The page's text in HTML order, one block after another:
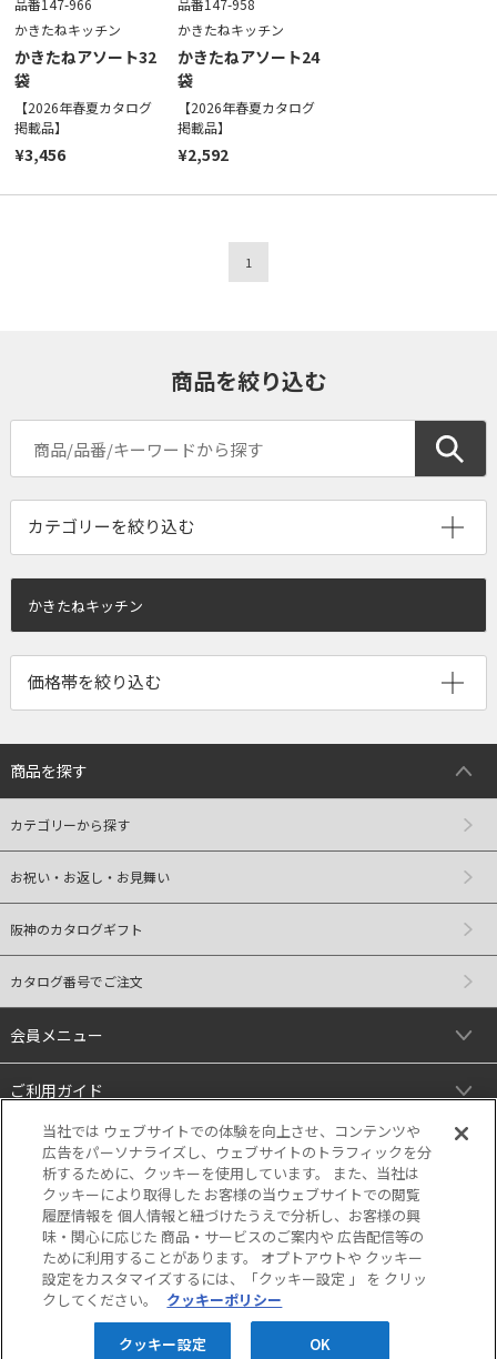
かきたねキッチン
かきたねアソート32
袋
【2026年春夏カタログ
掲載品】
¥3,456
かきたねキッチン
かきたねアソート24
袋
【2026年春夏カタログ
掲載品】
¥2,592
1
商品を絞り込む
かきたねキッチン
商品を探す
カテゴリーから探す
お祝い・お返し・お見舞い
阪神のカタログギフト
カタログ番号でご注文
会員メニュー
ご利用ガイド
リンク
当サイトの表示価格は個別に税込・税抜等の
記載がない場合は「税込価格」です。
Copyright © HANKYU HANSHIN DEPARTMENT STORES, INC. All Rights Reserved.
当社では ウェブサイトでの体験を向上させ、コンテンツや
広告をパーソナライズし、ウェブサイトのトラフィックを分
析するために、クッキーを使用しています。 また、当社は
クッキーにより取得した お客様の当ウェブサイトでの閲覧
履歴情報を 個人情報と紐づけたうえで分析し、お客様の興
味・関心に応じた 商品・サービスのご案内や 広告配信等の
ために利用することがあります。 オプトアウトや クッキー
設定をカスタマイズするには、「クッキー設定 」 を クリッ
クしてください。
クッキーポリシー
クッキー設定 OK